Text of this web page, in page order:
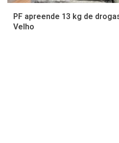
PF apreende 13 kg de
Velho